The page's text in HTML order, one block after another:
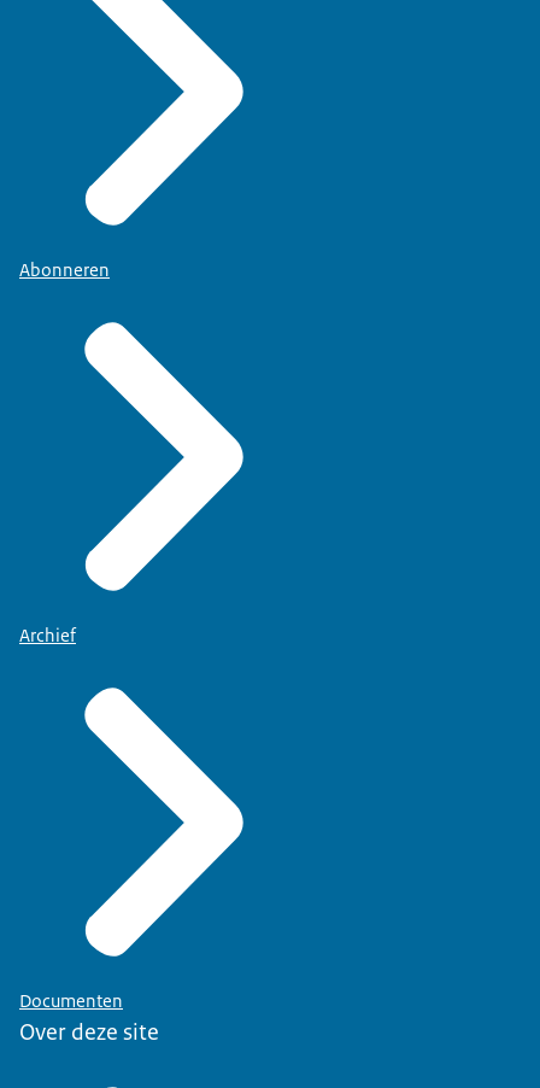
Abonneren
Archief
Documenten
Over deze site